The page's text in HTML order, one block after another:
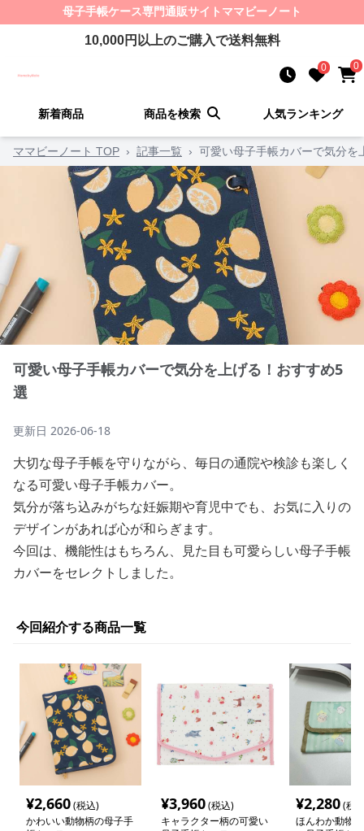
母子手帳ケース専門通販サイト ママビーノート
10,000円以上のご購入で送料無料
0 0
新着商品 商品を検索 人気ランキング
ママビーノート TOP › 記事一覧 › 可愛い母子手帳カバーで気分を
可愛い母子手帳カバーで気分を上げる！おすすめ5
選
更新日 2026-06-18
大切な母子手帳を守りながら、毎日の通院や検診も楽しく
なる可愛い母子手帳カバー。
気分が落ち込みがちな妊娠期や育児中でも、お気に入りの
デザインがあれば心が和らぎます。
今回は、機能性はもちろん、見た目も可愛らしい母子手帳
カバーをセレクトしました。
今回紹介する商品一覧
¥2,660(税込)
かわいい動物柄の母子手
¥3,960(税込)
キャラクター柄の可愛い
¥2,280(税
ほんわか動物